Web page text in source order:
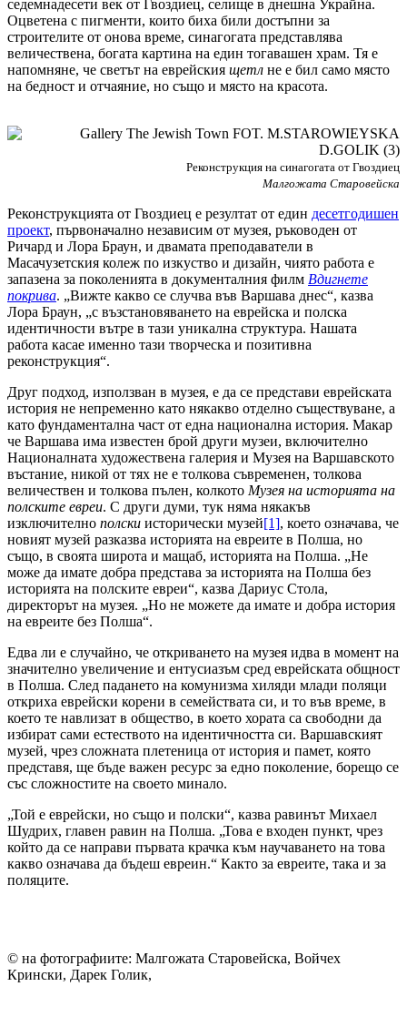
седемнадесети век от Гвоздиец, селище в днешна Украйна.
Оцветена с пигменти, които биха били достъпни за
строителите от онова време, синагогата представлява
величествена, богата картина на един тогавашен храм. Тя е
напомняне, че светът на еврейския щетл не е бил само място
на бедност и отчаяние, но също и място на красота.
Реконструкция на синагогата от Гвоздиец
Малгожата Старовейска
Реконструкцията от Гвоздиец е резултат от един десетгодишен
проект, първоначално независим от музея, ръководен от
Ричард и Лора Браун, и двамата преподаватели в
Масачузетския колеж по изкуство и дизайн, чиято работа е
запазена за поколенията в документалния филм Вдигнете
покрива. „Вижте какво се случва във Варшава днес“, казва
Лора Браун, „с възстановяването на еврейска и полска
идентичности вътре в тази уникална структура. Нашата
работа касае именно тази творческа и позитивна
реконструкция“.
Друг подход, използван в музея, е да се представи еврейската
история не непременно като някакво отделно съществуване, а
като фундаментална част от една национална история. Макар
че Варшава има известен брой други музеи, включително
Националната художествена галерия и Музея на Варшавското
въстание, никой от тях не е толкова съвременен, толкова
величествен и толкова пълен, колкото Музея на историята на
полските евреи. С други думи, тук няма някакъв
изключително полски исторически музей[1], което означава, че
новият музей разказва историята на евреите в Полша, но
също, в своята широта и мащаб, историята на Полша. „Не
може да имате добра представа за историята на Полша без
историята на полските евреи“, казва Дариус Стола,
директорът на музея. „Но не можете да имате и добра история
на евреите без Полша“.
Едва ли е случайно, че откриването на музея идва в момент на
значително увеличение и ентусиазъм сред еврейската общност
в Полша. След падането на комунизма хиляди млади поляци
откриха еврейски корени в семействата си, и то във време, в
което те навлизат в общество, в което хората са свободни да
избират сами естеството на идентичността си. Варшавският
музей, чрез сложната плетеница от история и памет, която
представя, ще бъде важен ресурс за едно поколение, борещо се
със сложностите на своето минало.
„Той е еврейски, но също и полски“, казва равинът Михаел
Шудрих, главен равин на Полша. „Това е входен пункт, чрез
който да се направи първата крачка към научаването на това
какво означава да бъдеш евреин.“ Както за евреите, така и за
поляците.
© на фотографиите: Малгожата Старовейска, Войчех
Крински, Дарек Голик,